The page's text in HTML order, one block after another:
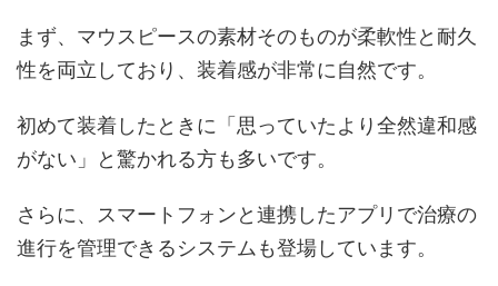
まず、マウスピースの素材そのものが柔軟性と耐久
性を両立しており、装着感が非常に自然です。
初めて装着したときに「思っていたより全然違和感
がない」と驚かれる方も多いです。
さらに、スマートフォンと連携したアプリで治療の
進行を管理できるシステムも登場しています。